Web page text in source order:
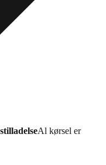
Al kørsel er